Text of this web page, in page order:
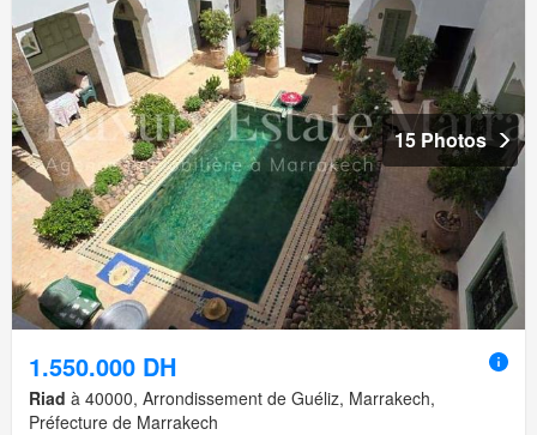
15 Photos
1.550.000 DH
Riad à 40000, Arrondissement de Guéliz, Marrakech,
Préfecture de Marrakech